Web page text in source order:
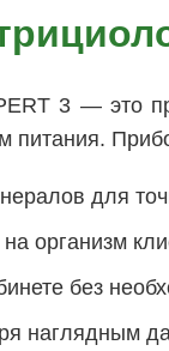
3 — это
питания.
для
организм
без
наглядным